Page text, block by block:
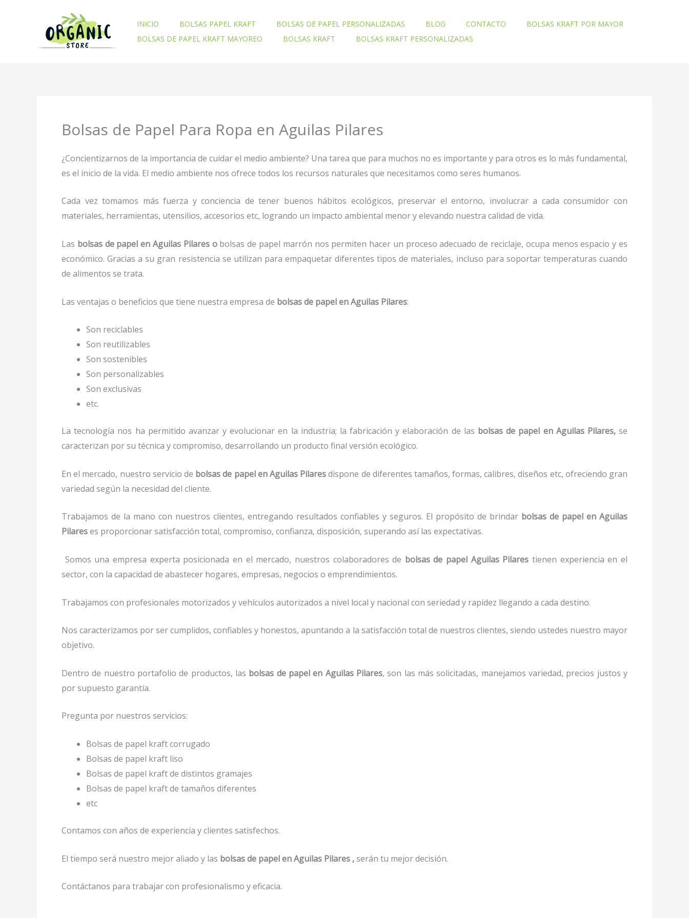
INICIO BOLSAS PAPEL KRAFT BOLSAS DE PAPEL PERSONALIZADAS BLOG CONTACTO
BOLSAS KRAFT POR MAYOR
BOLSAS DE PAPEL KRAFT MAYOREO
BOLSAS KRAFT BOLSAS KRAFT PERSONALIZADAS
Bolsas de Papel Para Ropa en Aguilas Pilares
¿Concientizarnos de la importancia de cuidar el medio ambiente? Una tarea que para muchos no es importante y para otros es lo más fundamental,
es el inicio de la vida. El medio ambiente nos ofrece todos los recursos naturales que necesitamos como seres humanos.
Cada vez tomamos más fuerza y conciencia de tener buenos hábitos ecológicos, preservar el entorno, involucrar a cada consumidor con
materiales, herramientas, utensilios, accesorios etc, logrando un impacto ambiental menor y elevando nuestra calidad de vida.
Las bolsas de papel en Aguilas Pilares obolsas de papel marrón nos permiten hacer un proceso adecuado de reciclaje, ocupa menos espacio y es
económico. Gracias a su gran resistencia se utilizan para empaquetar diferentes tipos de materiales, incluso para soportar temperaturas cuando
de alimentos se trata.
Las ventajas o beneficios que tiene nuestra empresa de bolsas de papelen Aguilas Pilares:
Son reciclables
Son reutilizables
Son sostenibles
Son personalizables
Son exclusivas
etc.
La tecnología nos ha permitido avanzar y evolucionar en la industria; la fabricación y elaboración de las bolsas de papel en Aguilas Pilares,se
caracterizan por su técnica y compromiso, desarrollando un producto final versión ecológico.
En el mercado, nuestro servicio de bolsas de papelen Aguilas Pilaresdispone de diferentes tamaños, formas, calibres, diseños etc, ofreciendo gran
variedad según la necesidad del cliente.
Trabajamos de la mano con nuestros clientes, entregando resultados confiables y seguros. El propósito de brindar bolsas de papel en Aguilas
Pilareses proporcionar satisfacción total, compromiso, confianza, disposición, superando así las expectativas.
Somos una empresa experta posicionada en el mercado, nuestros colaboradores de bolsas de papel Aguilas Pilarestienen experiencia en el
sector, con la capacidad de abastecer hogares, empresas, negocios o emprendimientos.
Trabajamos con profesionales motorizados y vehículos autorizados a nivel local y nacional con seriedad y rapidez llegando a cada destino.
Nos caracterizamos por ser cumplidos, confiables y honestos, apuntando a la satisfacción total de nuestros clientes, siendo ustedes nuestro mayor
objetivo.
Dentro de nuestro portafolio de productos, las bolsas de papel en Aguilas Pilares, son las más solicitadas, manejamos variedad, precios justos y
por supuesto garantía.
Pregunta por nuestros servicios:
Bolsas de papel kraft corrugado
Bolsas de papel kraft liso
Bolsas de papel kraft de distintos gramajes
Bolsas de papel kraft de tamaños diferentes
etc
Contamos con años de experiencia y clientes satisfechos.
El tiempo será nuestro mejor aliado y las bolsas de papelen Aguilas Pilares ,serán tu mejor decisión.
Contáctanos para trabajar con profesionalismo y eficacia.